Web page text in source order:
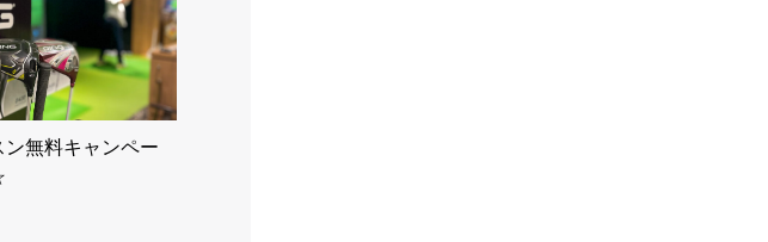
ン無料キャンペー